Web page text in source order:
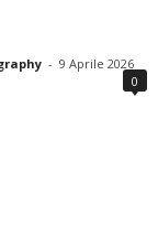
- 9 Aprile 2026
0